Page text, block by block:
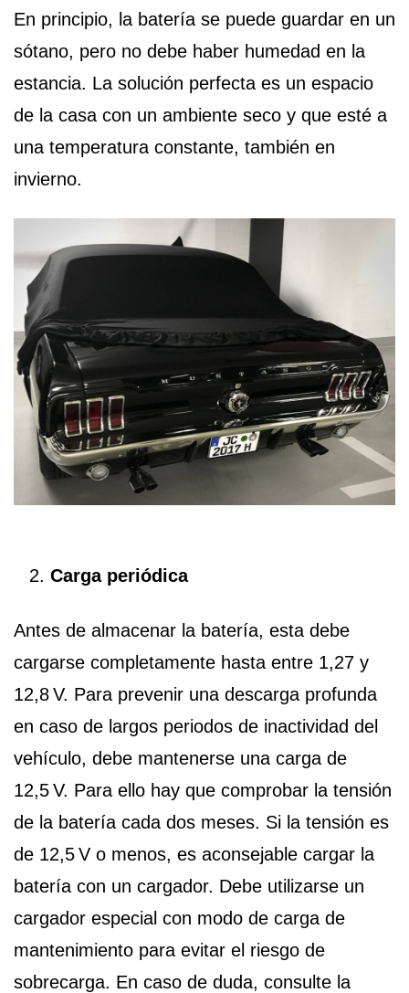
En principio, la batería se puede guardar en un
sótano, pero no debe haber humedad en la
estancia. La solución perfecta es un espacio
de la casa con un ambiente seco y que esté a
una temperatura constante, también en
invierno.
Carga periódica
Antes de almacenar la batería, esta debe
cargarse completamente hasta entre 1,27 y
12,8 V. Para prevenir una descarga profunda
en caso de largos periodos de inactividad del
vehículo, debe mantenerse una carga de
12,5 V. Para ello hay que comprobar la tensión
de la batería cada dos meses. Si la tensión es
de 12,5 V o menos, es aconsejable cargar la
batería con un cargador. Debe utilizarse un
cargador especial con modo de carga de
mantenimiento para evitar el riesgo de
sobrecarga. En caso de duda, consulte la